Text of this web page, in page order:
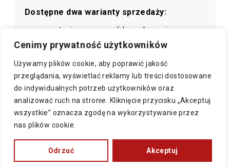
Cenimy prywatność użytkowników
Używamy plików cookie, aby poprawić jakość
przeglądania, wyświetlać reklamy lub treści dostosowane
do indywidualnych potrzeb użytkowników oraz
analizować ruch na stronie. Kliknięcie przycisku „Akceptuj
wszystkie” oznacza zgodę na wykorzystywanie przez
nas plików cookie.
Odrzuć Akceptuj
Dostępne dwa warianty sprzedaży:
w stanie surowym (do malowania we
własnym zakresie)
DARMOWA WYCENA